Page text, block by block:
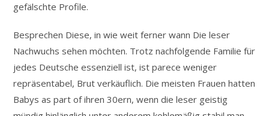
gefälschte Profile.
Besprechen Diese, in wie weit ferner wann Die leser
Nachwuchs sehen möchten. Trotz nachfolgende Familie für
jedes Deutsche essenziell ist, ist parece weniger
repräsentabel, Brut verkäuflich. Die meisten Frauen hatten
Babys as part of ihren 30ern, wenn die leser geistig